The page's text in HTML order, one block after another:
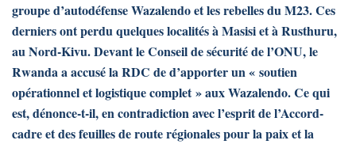
groupe d’autodéfense Wazalendo et les rebelles du M23. Ces
derniers ont perdu quelques localités à Masisi et à Rusthuru,
au Nord-Kivu. Devant le Conseil de sécurité de l’ONU, le
Rwanda a accusé la RDC de d’apporter un « soutien
opérationnel et logistique complet » aux Wazalendo. Ce qui
est, dénonce-t-il, en contradiction avec l’esprit de l’Accord-
cadre et des feuilles de route régionales pour la paix et la